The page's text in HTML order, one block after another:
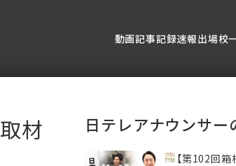
動画記事記録速報出場校
材
日テレアナウンサー
【第102回